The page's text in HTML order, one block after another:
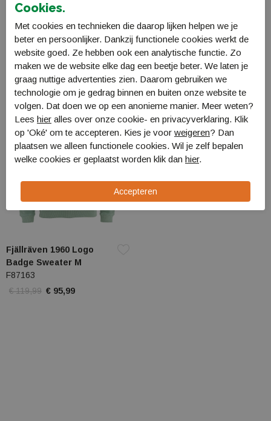
Fjällräven Ovik Cable
Knit Roller Neck W
F84793 614
€ 239,99
Fjällräven Ovik Knit
Sweater W
F89941 356
€ 199,99
Fjällräven 1960 Logo
Badge Sweater M
F87163
€ 119,99 € 95,99
Sale
Cookies.
Met cookies en technieken die daarop lijken helpen we je
beter en persoonlijker. Dankzij functionele cookies werkt de
website goed. Ze hebben ook een analytische functie. Zo
maken we de website elke dag een beetje beter. We laten je
graag nuttige advertenties zien. Daarom gebruiken we
technologie om je gedrag binnen en buiten onze website te
volgen. Dat doen we op een anonieme manier. Meer weten?
Lees hier alles over onze cookie- en privacyverklaring. Klik
op 'Oké' om te accepteren. Kies je voor weigeren? Dan
plaatsen we alleen functionele cookies. Wil je zelf bepalen
welke cookies er geplaatst worden klik dan hier.